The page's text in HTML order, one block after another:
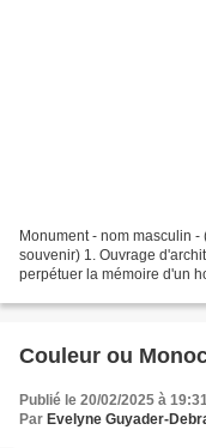
Monument - nom masculin
souvenir) 1. Ouvrage
perpétuer la mémoire d'un
Couleur ou
Publié le 20/02/2025 à 19:31
Par Evelyne Guyader-